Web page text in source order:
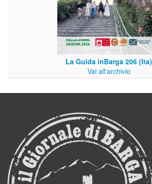
La Guida inBarga 206 (Ita)
Vai all'archivio